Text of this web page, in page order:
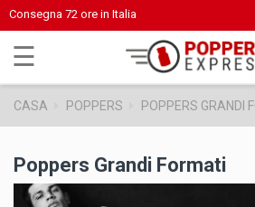
Consegna 72 ore in Italia
navigazione
Toggle
☰
CASA POPPERS POPPERS GRANDI
Poppers Grandi Formati